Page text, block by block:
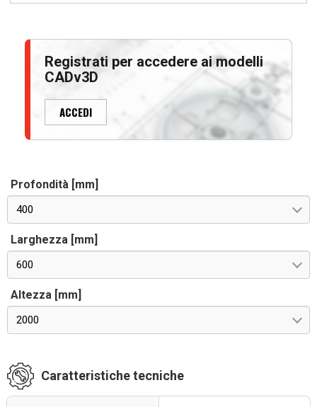
Registrati per accedere ai modelli
CADv3D
ACCEDI
Profondità [mm]
400
Larghezza [mm]
600
Altezza [mm]
2000
Caratteristiche tecniche